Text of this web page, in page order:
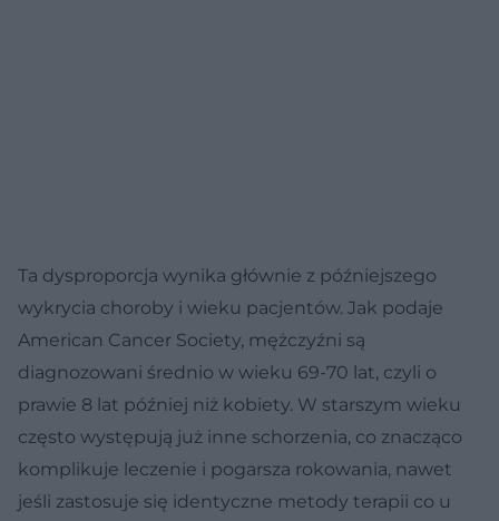
Ta dysproporcja wynika głównie z późniejszego
wykrycia choroby i wieku pacjentów. Jak podaje
American Cancer Society, mężczyźni są
diagnozowani średnio w wieku 69-70 lat, czyli o
prawie 8 lat później niż kobiety. W starszym wieku
często występują już inne schorzenia, co znacząco
komplikuje leczenie i pogarsza rokowania, nawet
jeśli zastosuje się identyczne metody terapii co u